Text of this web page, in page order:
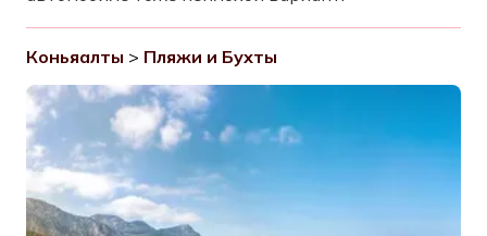
Коньяалты > Пляжи и Бухты